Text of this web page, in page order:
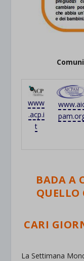
www
.acp.i
t
BADA A
QUELLO
CARI
La Settimana